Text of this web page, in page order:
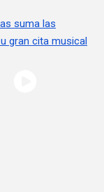
suma las
gran cita musical